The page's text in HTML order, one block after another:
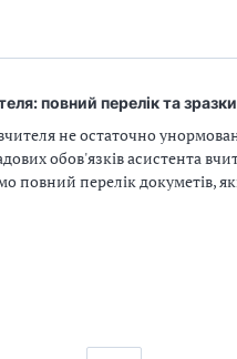
повний перелік та
не остаточно
обов'язків асистента
повний перелік докуметів,